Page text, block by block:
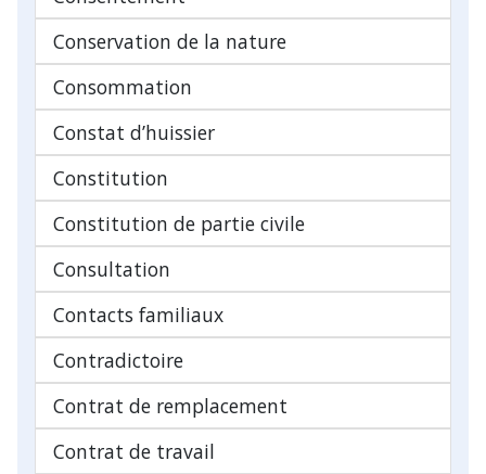
Conservation de la nature
Consommation
Constat d’huissier
Constitution
Constitution de partie civile
Consultation
Contacts familiaux
Contradictoire
Contrat de remplacement
Contrat de travail